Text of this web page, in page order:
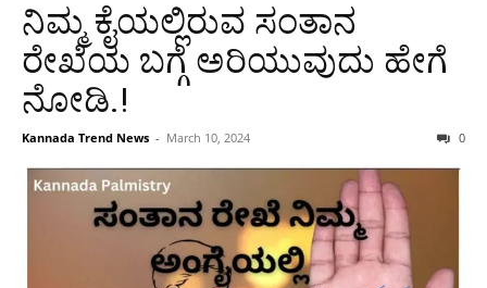
ನಿಮ್ಮ ಕೈಯಲ್ಲಿರುವ ಸಂತಾನ
ರೇಖೆಯ ಬಗ್ಗೆ ಅರಿಯುವುದು ಹೇಗೆ
ನೋಡಿ.!
Kannada Trend News - March 10, 2024 0